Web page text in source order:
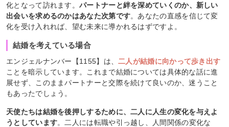
化となって訪れます。 パートナーと絆を深めていくのか、新しい
出会いを求めるのかはあなた次第です。あなたの直感を信じて変
化を受け入れれば、望む未来に導かれるはずですよ。
結婚を考えている場合
エンジェルナンバー【1155】は、二人が結婚に向かって歩き出す
ことを暗示しています。これまで結婚については具体的な話に進
展せず、このままパートナーと交際を続けて良いのか、迷うこと
もあったでしょう。
天使たちは結婚を後押しするために、二人に人生の変化を与えよ
うとしています。二人には転職や引っ越し、人間関係の変化な